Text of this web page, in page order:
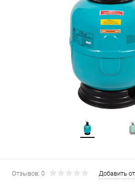
Отзывов: 0 Добавить